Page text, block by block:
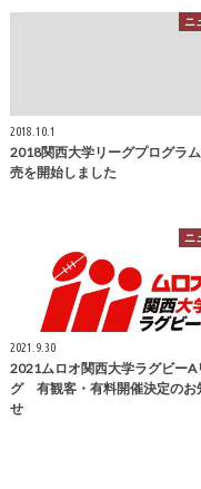
ニ
2018.10.1
2018関西大学リーグプログラ
売を開始しました
ニ
2021.9.30
2021ムロオ関西大学ラグビーA
グ 有観客・有料開催決定のお
せ